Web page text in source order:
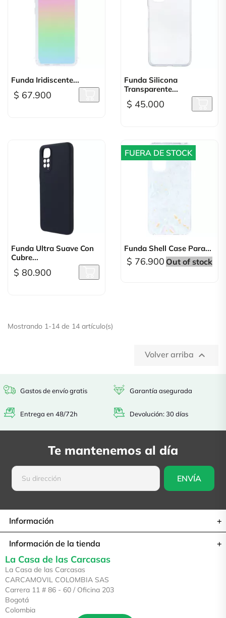
Funda Iridiscente...
$ 67.900
Funda Silicona
Transparente...
$ 45.000
Funda Ultra Suave Con
Cubre...
$ 80.900
Funda Shell Case Para...
$ 76.900 Out of stock
FUERA DE STOCK
Mostrando 1-14 de 14 artículo(s)
Volver arriba 
Gastos de envío gratis
Entrega en 48/72h
Garantía asegurada
Devolución: 30 días
Te mantenemos al día
Información
Información de la tienda
La Casa de las Carcasas
La Casa de las Carcasas
CARCAMOVIL COLOMBIA SAS
Carrera 11 # 86 - 60 / Oficina 203
Bogotá
Colombia